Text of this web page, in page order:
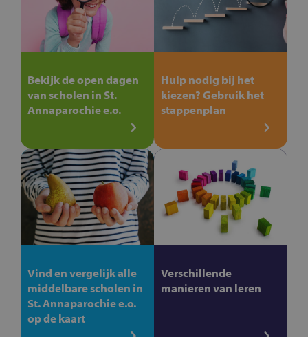
Bekijk de open dagen
van scholen in St.
Annaparochie e.o.
Hulp nodig bij het
kiezen? Gebruik het
stappenplan
Vind en vergelijk alle
middelbare scholen in
St. Annaparochie e.o.
op de kaart
Verschillende
manieren van leren